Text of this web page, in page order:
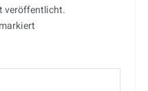
veröffentlicht.
markiert